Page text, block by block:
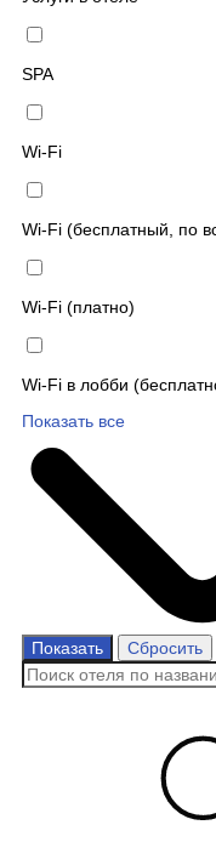
SPA
Wi-Fi
Wi-Fi (бесплатный, по
Wi-Fi (платно)
Wi-Fi в лобби
Показать все
Показать Сбросить